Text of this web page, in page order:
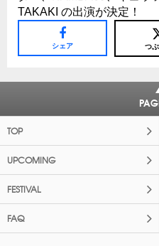
TAKAKI の出演が決定！
シェア つ
TOP
UPCOMING
FESTIVAL
FAQ